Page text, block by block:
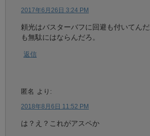
2017年6月26日 3:24 PM
頼光はバスターバフに回避も付いてん
も無駄にはならんだろ。
返信
匿名 より:
2018年8月6日 11:52 PM
は？え？これがアスペか